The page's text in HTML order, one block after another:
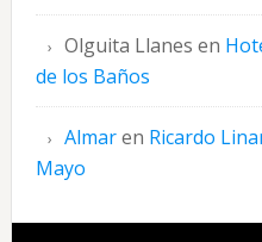
Olguita Llanes en
de los Baños
Almaren Ricardo
Mayo